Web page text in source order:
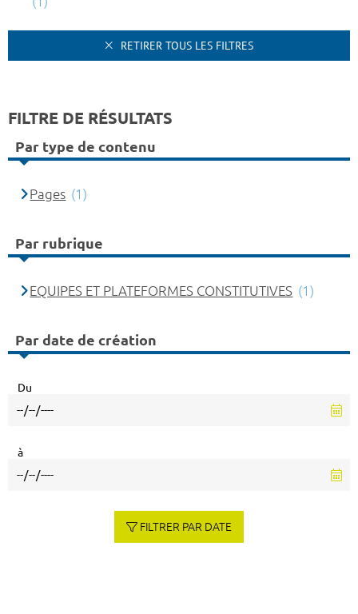
RETIRER TOUS LES FILTRES
FILTRE DE RÉSULTATS
Par type de contenu
Pages (1)
Par rubrique
EQUIPES ET PLATEFORMES CONSTITUTIVES (1)
Par date de création
Du
à
FILTRER PAR DATE